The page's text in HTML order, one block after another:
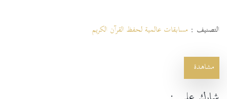
التصنيف : مسابقات عالمية لحفظ القرآن الكريم
مشاهدة